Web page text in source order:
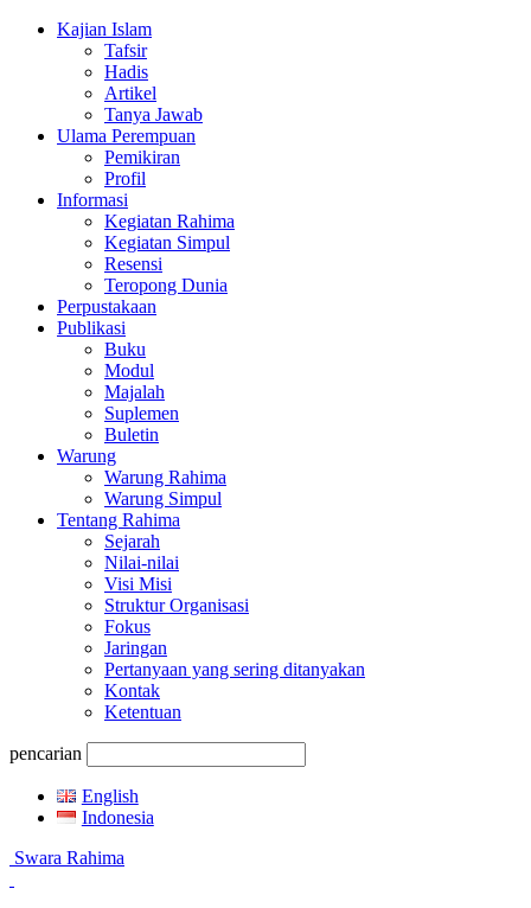
Kajian Islam
Tafsir
Hadis
Artikel
Tanya Jawab
Ulama Perempuan
Pemikiran
Profil
Informasi
Kegiatan Rahima
Kegiatan Simpul
Resensi
Teropong Dunia
Perpustakaan
Publikasi
Buku
Modul
Majalah
Suplemen
Buletin
Warung
Warung Rahima
Warung Simpul
Tentang Rahima
Sejarah
Nilai-nilai
Visi Misi
Struktur Organisasi
Fokus
Jaringan
Pertanyaan yang sering ditanyakan
Kontak
Ketentuan
pencarian
English
Indonesia
Swara Rahima